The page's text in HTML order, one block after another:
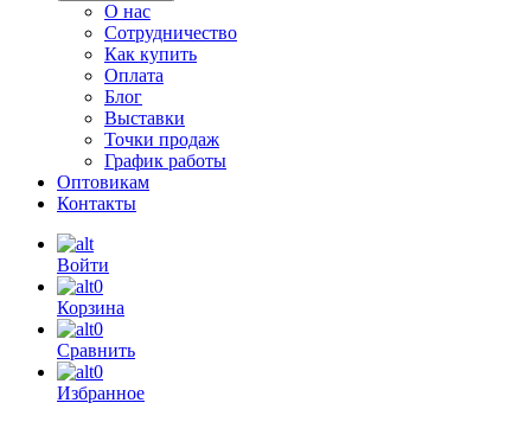
О нас
Сотрудничество
Как купить
Оплата
Блог
Выставки
Точки продаж
График работы
Оптовикам
Контакты
Войти
0
Корзина
0
Сравнить
0
Избранное